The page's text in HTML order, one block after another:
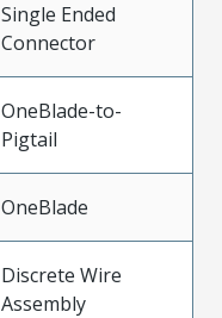
Single Ended
Connector
OneBlade-to-
Pigtail
OneBlade
Discrete Wire
Assembly